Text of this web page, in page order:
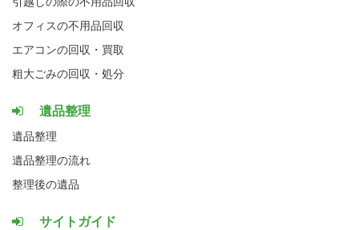
オフィスの不用品回収
エアコンの回収・買取
粗大ごみの回収・処分
遺品整理
遺品整理
遺品整理の流れ
整理後の遺品
サイトガイド